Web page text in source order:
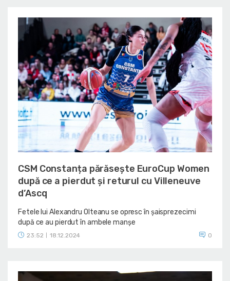
CSM Constanța părăsește EuroCup Women
după ce a pierdut și returul cu Villeneuve
d’Ascq
Fetele lui Alexandru Olteanu se opresc în șaisprezecimi
după ce au pierdut în ambele manșe
23:52 18.12.2024 0